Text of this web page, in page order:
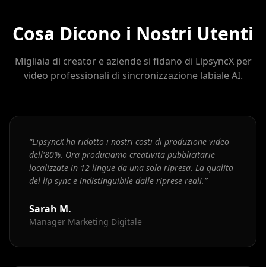
Cosa Dicono i Nostri Utenti
Migliaia di creator e aziende si fidano di LipsyncX per
video professionali di sincronizzazione labiale AI.
“LipsyncX ha ridotto i nostri costi di produzione video
dell'80%. Ora produciamo creativita pubblicitarie
localizzate in 12 lingue da una sola ripresa. La qualita
del lip sync e indistinguibile dalle riprese reali.”
Sarah M.
Manager Marketing Digitale